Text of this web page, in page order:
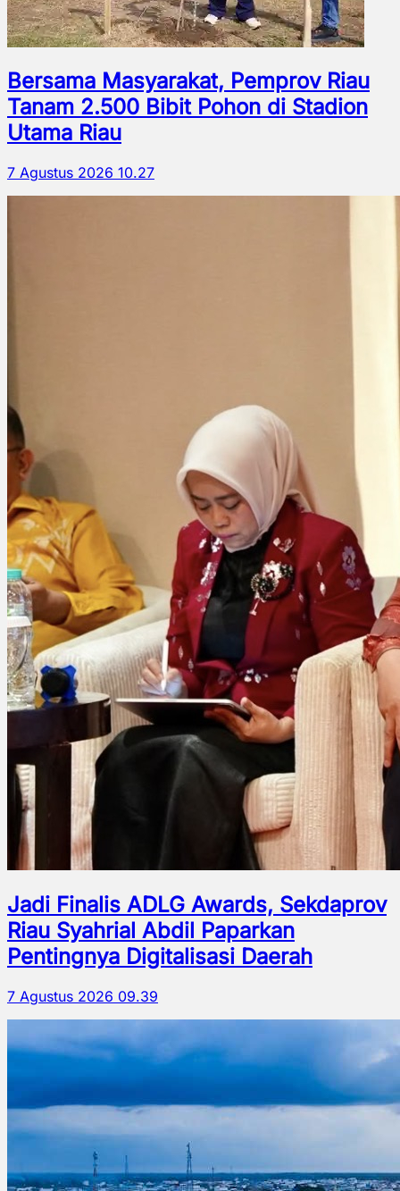
Bersama Masyarakat, Pemprov Riau
Tanam 2.500 Bibit Pohon di Stadion
Utama Riau
7 Agustus 2026 10.27
Jadi Finalis ADLG Awards, Sekdaprov
Riau Syahrial Abdil Paparkan
Pentingnya Digitalisasi Daerah
7 Agustus 2026 09.39